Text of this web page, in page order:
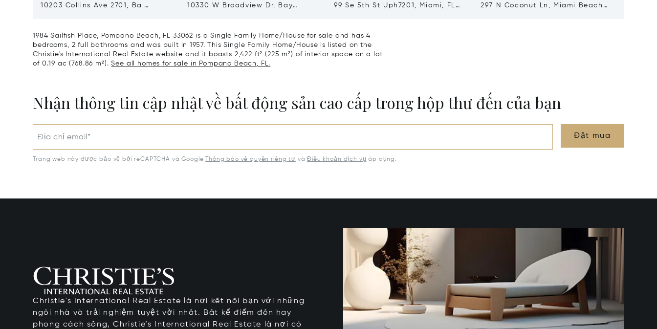
10203 Collins Ave 2701, Bal
10330 W Broadview Dr, Bay
99 Se 5th St Uph7201, Miami, FL
297 N Coconut Ln, Miami Beach,
1984 Sailfish Place, Pompano Beach, FL 33062 is a Single Family Home/House for sale and has 4
bedrooms, 2 full bathrooms and was built in 1957. This Single Family Home/House is listed on the
Christie's International Real Estate website and it boasts 2,422 ft² (225 m²) of interior space on a lot
of 0.19 ac (768.86 m²).See all homes for sale in Pompano Beach, FL.
Nhận thông tin cập nhật về bất động sản cao cấp trong hộp thư đến của bạn
Địa chỉ email* Đặt mua
Trang web này được bảo vệ bởi reCAPTCHA và Google Thông báo về quyền riêng tư vàĐiều khoản dịch vụ áp dụng.
Christie's International Real Estate là nơi kết nối bạn với những
ngôi nhà và trải nghiệm tuyệt vời nhất. Bất kể điểm đến hay
phong cách sống, Christie’s International Real Estate là nơi có